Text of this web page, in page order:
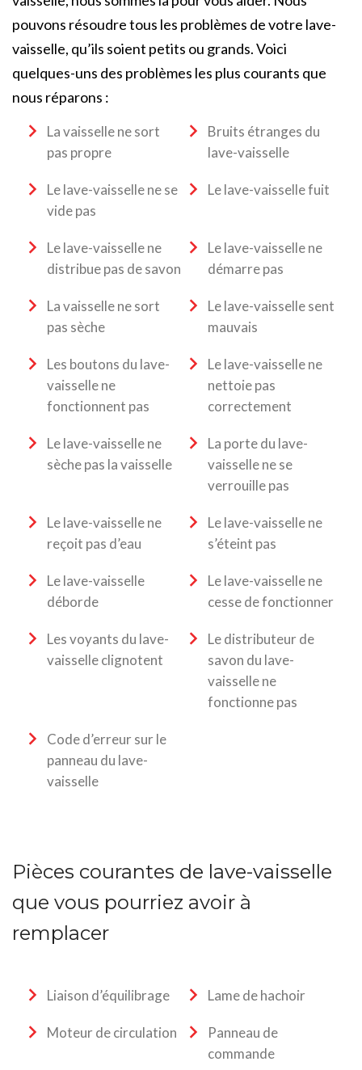
pouvons résoudre tous les problèmes de votre lave-
vaisselle, qu’ils soient petits ou grands. Voici
quelques-uns des problèmes les plus courants que
nous réparons :
La vaisselle ne sort
pas propre
Bruits étranges du
lave-vaisselle
Le lave-vaisselle ne se
vide pas
Le lave-vaisselle fuit
Le lave-vaisselle ne
distribue pas de savon
Le lave-vaisselle ne
démarre pas
La vaisselle ne sort
pas sèche
Le lave-vaisselle sent
mauvais
Les boutons du lave-
vaisselle ne
fonctionnent pas
Le lave-vaisselle ne
nettoie pas
correctement
Le lave-vaisselle ne
sèche pas la vaisselle
La porte du lave-
vaisselle ne se
verrouille pas
Le lave-vaisselle ne
reçoit pas d’eau
Le lave-vaisselle ne
s’éteint pas
Le lave-vaisselle
déborde
Le lave-vaisselle ne
cesse de fonctionner
Les voyants du lave-
vaisselle clignotent
Le distributeur de
savon du lave-
vaisselle ne
fonctionne pas
Code d’erreur sur le
panneau du lave-
vaisselle
Pièces courantes de lave-vaisselle
que vous pourriez avoir à
remplacer
Liaison d’équilibrage Lame de hachoir
Moteur de circulation
Panneau de
commande